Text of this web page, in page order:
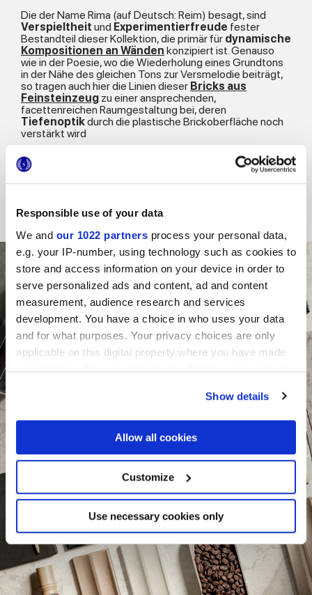
Responsible use of your data
We and our 1022 partners process your personal data,
e.g. your IP-number, using technology such as cookies to
store and access information on your device in order to
serve personalized ads and content, ad and content
measurement, audience research and services
development. You have a choice in who uses your data
and for what purposes. Your privacy choices are only
applicable on this digital property where you have made
your choices. You can change or withdraw your consent
If you allow, we would also like to:
Collect information about your geographical
location which can be accurate to within several
Identify your device by actively scanning it for
specific characteristics (fingerprinting)
Find out more about how your personal data is processed
and set your preferences in thedetails section.
We use cookies to personalise content and ads, to
provide social media features and to analyse our traffic.
Show details
Allow all cookies
Customize
Use necessary cookies only
Die der Name Rima (auf Deutsch: Reim) besagt, sind
Verspieltheit und Experimentierfreude fester
Bestandteil dieser Kollektion, die primär für dynamische
Kompositionen an Wänden konzipiert ist. Genauso
wie in der Poesie, wo die Wiederholung eines Grundtons
in der Nähe des gleichen Tons zur Versmelodie beiträgt,
so tragen auch hier die Linien dieser Bricks aus
Feinsteinzeug zu einer ansprechenden,
facettenreichen Raumgestaltung bei, deren
Tiefenoptikdurch die plastische Brickoberfläche noch
verstärkt wird
Sie ermöglichen die
Wunderkammern
, die in alle Ecken und Enden der
Welt entführen. Eine ganze Abfolge von Farben und